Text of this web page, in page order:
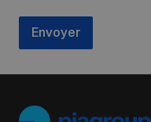
Envoyer